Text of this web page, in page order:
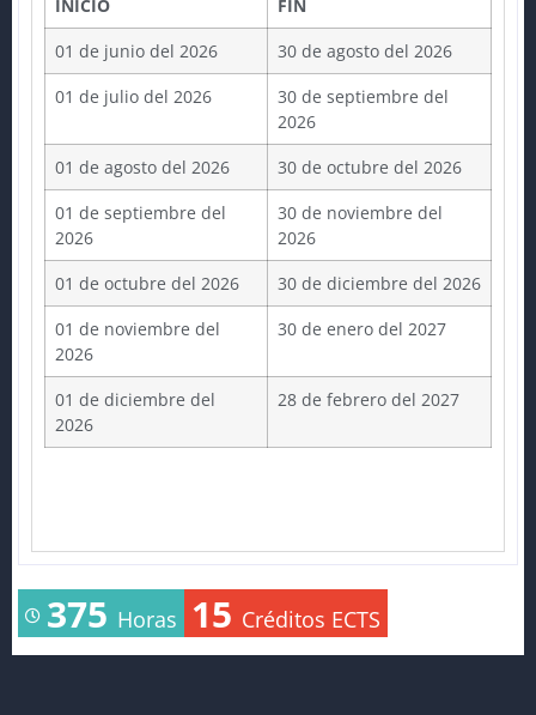
INICIO
FIN
01 de junio del 2026
30 de agosto del 2026
01 de julio del 2026
30 de septiembre del
2026
01 de agosto del 2026
30 de octubre del 2026
01 de septiembre del
2026
30 de noviembre del
2026
01 de octubre del 2026
30 de diciembre del 2026
01 de noviembre del
2026
30 de enero del 2027
01 de diciembre del
2026
28 de febrero del 2027
375 Horas 15 Créditos ECTS